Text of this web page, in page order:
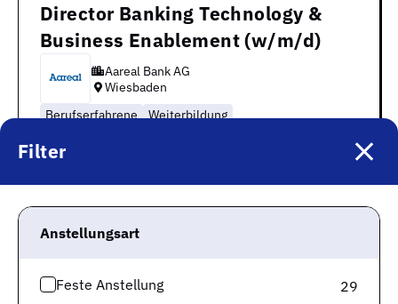
Filter
Anstellungsart
Feste Anstellung 29
Director Banking Technology &
Business Enablement (w/m/d)
Aareal Bank AG
Wiesbaden
Berufserfahrene
Weiterbildung
IT Analyst / Architect Payments
(w/m/d) - Befristung bis zum